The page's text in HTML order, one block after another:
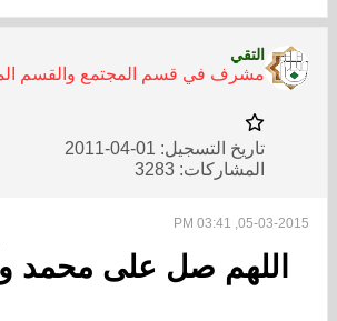
التقي
مشرف في قسم المجتمع والقسم
تاريخ التسجيل: 01-04-2011
المشاركات: 3283
05-03-2015, 03:41 PM
اللهم صل على محمد